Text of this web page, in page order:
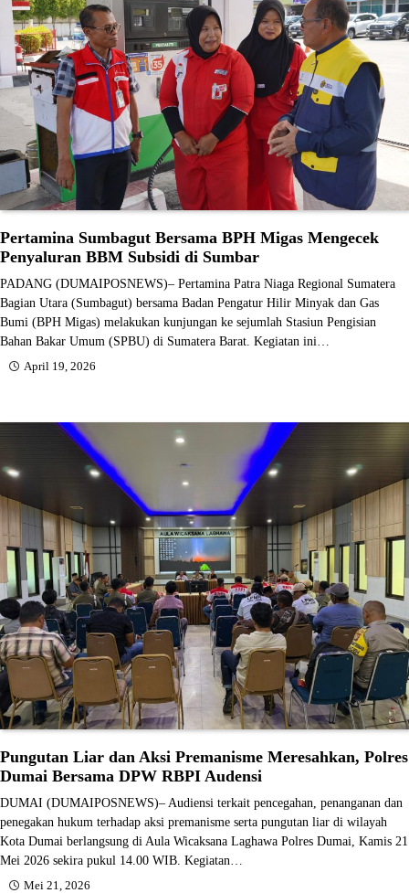
Pertamina Sumbagut Bersama BPH Migas Mengecek
Penyaluran BBM Subsidi di Sumbar
PADANG (DUMAIPOSNEWS)– Pertamina Patra Niaga Regional Sumatera
Bagian Utara (Sumbagut) bersama Badan Pengatur Hilir Minyak dan Gas
Bumi (BPH Migas) melakukan kunjungan ke sejumlah Stasiun Pengisian
Bahan Bakar Umum (SPBU) di Sumatera Barat. Kegiatan ini…
April 19, 2026
Pungutan Liar dan Aksi Premanisme Meresahkan, Polres
Dumai Bersama DPW RBPI Audensi
DUMAI (DUMAIPOSNEWS)– Audiensi terkait pencegahan, penanganan dan
penegakan hukum terhadap aksi premanisme serta pungutan liar di wilayah
Kota Dumai berlangsung di Aula Wicaksana Laghawa Polres Dumai, Kamis 21
Mei 2026 sekira pukul 14.00 WIB. Kegiatan…
Mei 21, 2026